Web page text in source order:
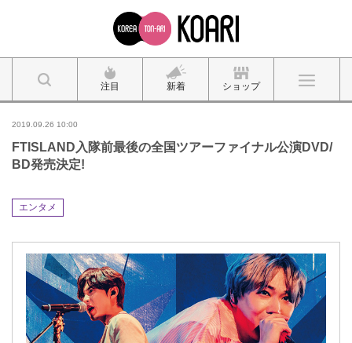
注目 新着 ショップ
2019.09.26 10:00
FTISLAND入隊前最後の全国ツアーファイナル公演DVD/
BD発売決定!
エンタメ